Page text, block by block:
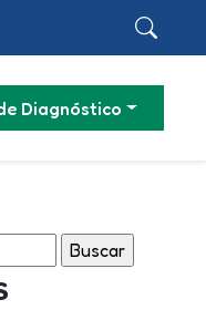
Diagnóstico